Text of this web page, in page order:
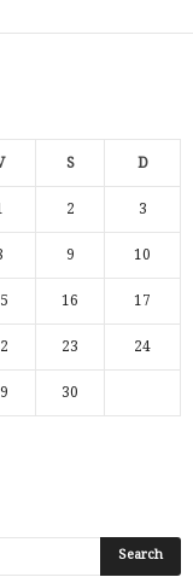
S D
2 3
9 10
16 17
23 24
30